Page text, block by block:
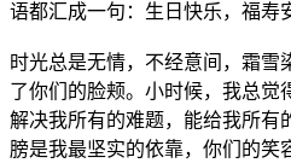
语都汇成一句：生日快乐，福寿
时光总是无情，不经意间，霜雪
了你们的脸颊。小时候，我总觉
解决我所有的难题，能给我所有
膀是我最坚实的依靠，你们的笑